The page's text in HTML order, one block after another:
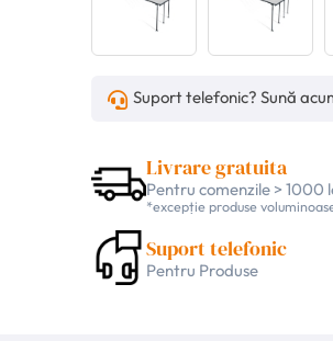
Suport telefonic? Sună
Livrare gratuita
Pentru comenzile > 1000
*excepție produse
Suport telefonic
Pentru Produse